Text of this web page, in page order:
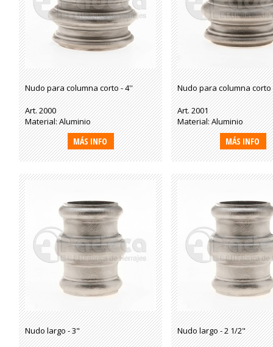
Nudo para columna corto - 4''
Art. 2000
Material: Aluminio
MÁS INFO
Nudo para columna corto
Art. 2001
Material: Aluminio
MÁS INFO
Nudo largo - 3" Nudo largo - 2 1/2"